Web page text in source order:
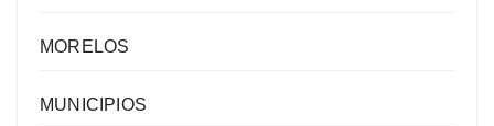
MORELOS
MUNICIPIOS